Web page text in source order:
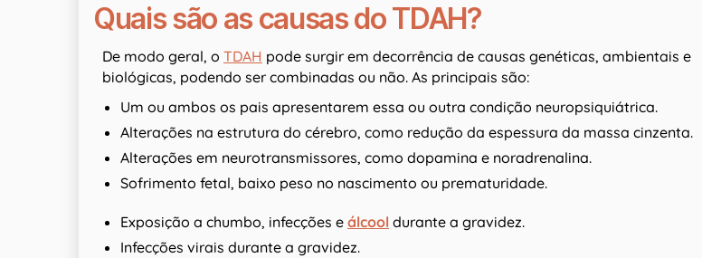
Quais são as causas do TDAH?
De modo geral, o TDAH pode surgir em decorrência de causas genéticas, ambientais e
biológicas, podendo ser combinadas ou não. As principais são:
Um ou ambos os pais apresentarem essa ou outra condição neuropsiquiátrica.
Alterações na estrutura do cérebro, como redução da espessura da massa cinzenta.
Alterações em neurotransmissores, como dopamina e noradrenalina.
Sofrimento fetal, baixo peso no nascimento ou prematuridade.
Exposição a chumbo, infecções e álcool durante a gravidez.
Infecções virais durante a gravidez.